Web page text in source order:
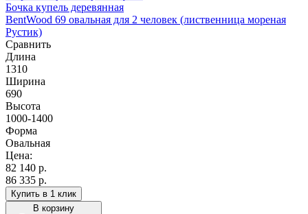
Бочка купель деревянная
BentWood 69 овальная для 2 человек (лиственница мореная
Рустик)
Сравнить
Длина
1310
Ширина
690
Высота
1000-1400
Форма
Овальная
Цена:
82 140 р.
86 335 р.
Купить в 1 клик
В корзину